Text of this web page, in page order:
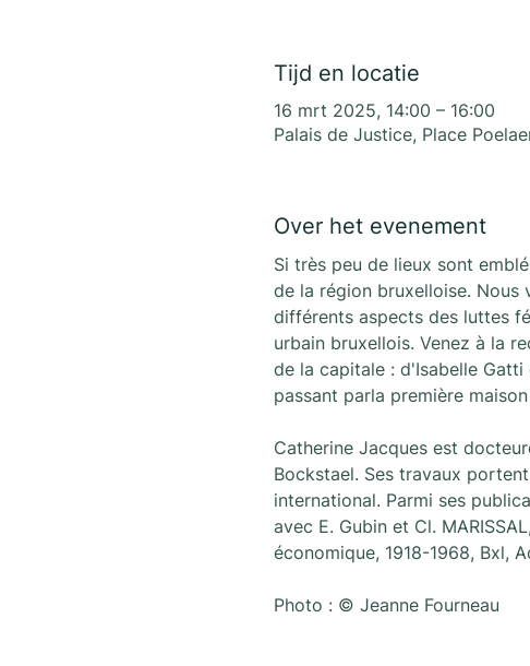
Tijd en locatie
16 mrt 2025, 14:00 – 16:00
Palais de Justice, Place
Over het evenement
Si très peu de lieux sont
de la région bruxelloise.
différents aspects des luttes
urbain bruxellois. Venez à la
de la capitale : d'Isabelle
passant parla première
Catherine Jacques est
Bockstael. Ses travaux
international. Parmi ses
avec E. Gubin et Cl.
économique, 1918-1968, Bxl,
Photo : © Jeanne Fourneau